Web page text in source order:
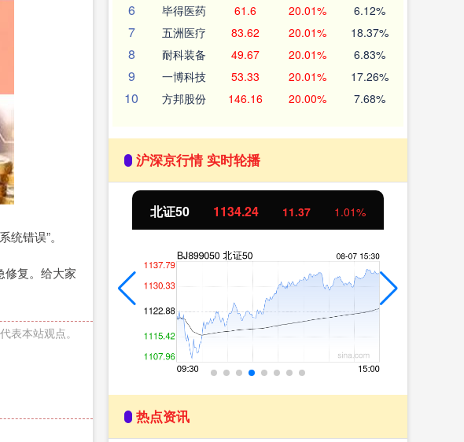
错误”。
修复。给大家
表本站观点。
6 毕得医药 61.6 20.01% 6.12%
7 五洲医疗 83.62 20.01% 18.37%
8 耐科装备 49.67 20.01% 6.83%
9 一博科技 53.33 20.01% 17.26%
10 方邦股份 146.16 20.00% 7.68%
沪深京行情 实时轮播
北证50 1134.24 11.37 1.01%
热点资讯